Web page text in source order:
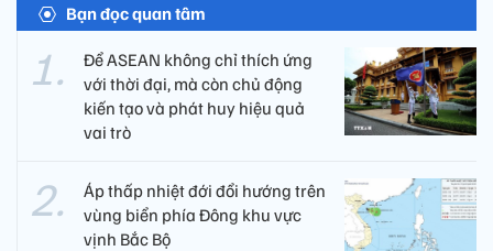
Bạn đọc quan tâm
Để ASEAN không chỉ thích ứng
với thời đại, mà còn chủ động
kiến tạo và phát huy hiệu quả
vai trò
Áp thấp nhiệt đới đổi hướng trên
vùng biển phía Đông khu vực
vịnh Bắc Bộ